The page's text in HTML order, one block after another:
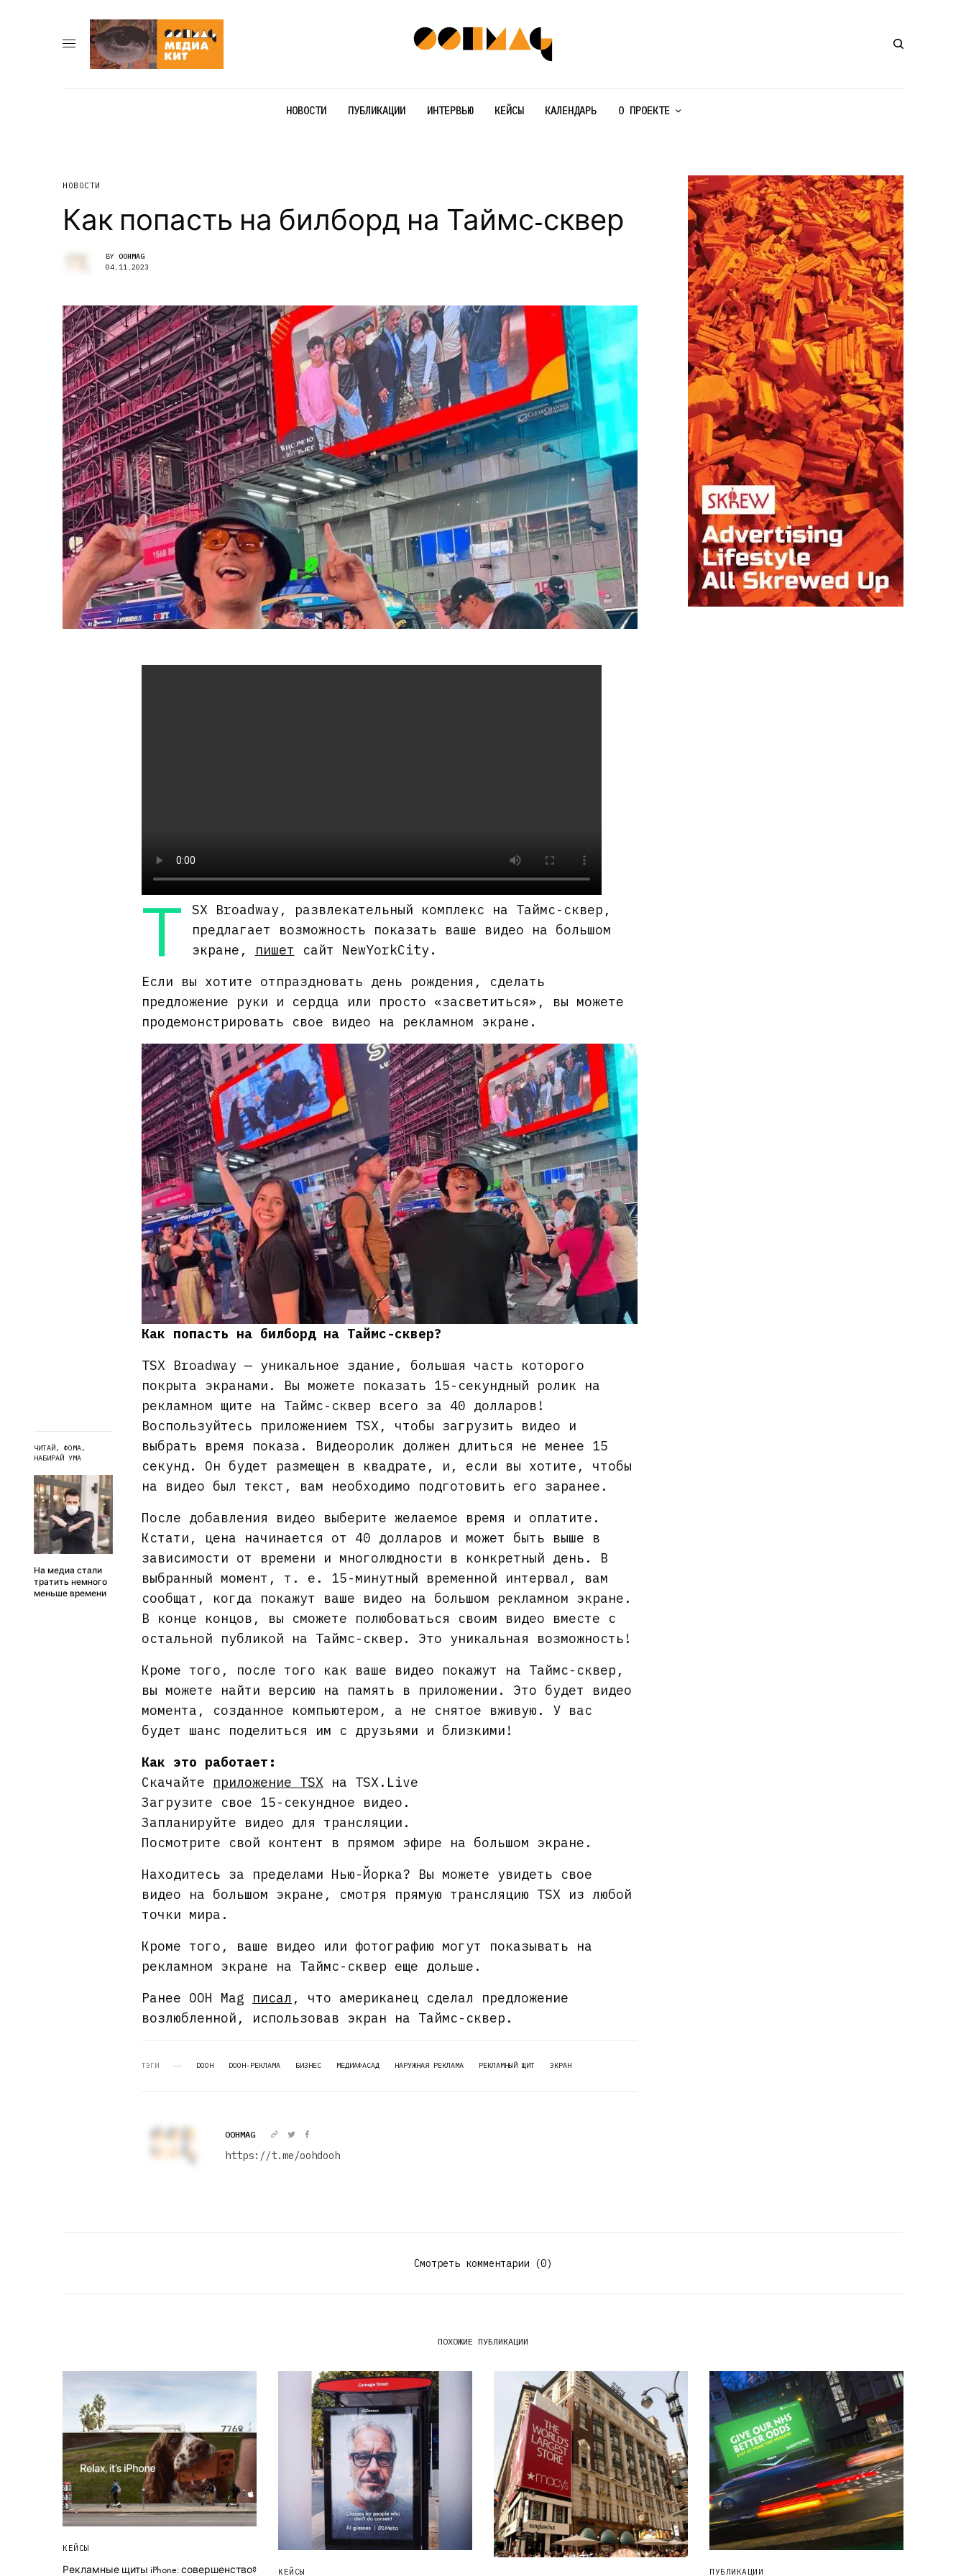
НОВОСТИ ПУБЛИКАЦИИ ИНТЕРВЬЮ КЕЙСЫ КАЛЕНДАРЬ О ПРОЕКТЕ
НОВОСТИ
Как попасть на билборд на Таймс-сквер
BY OOHMAG
04.11.2023
ЧИТАЙ, ФОМА,
НАБИРАЙ УМА
На медиа стали
тратить немного
меньше времени
T
SX Broadway, развлекательный комплекс на Таймс-сквер,
предлагает возможность показать ваше видео на большом
экране,
пишет сайт NewYorkCity.
Если вы хотите отпраздновать день рождения, сделать
предложение руки и сердца или просто «засветиться», вы можете
продемонстрировать свое видео на рекламном экране.
Как попасть на билборд на Таймс-сквер?
TSX Broadway — уникальное здание, большая часть которого
покрыта экранами. Вы можете показать 15-секундный ролик на
рекламном щите на Таймс-сквер всего за 40 долларов!
Воспользуйтесь приложением TSX, чтобы загрузить видео и
выбрать время показа. Видеоролик должен длиться не менее 15
секунд. Он будет размещен в квадрате, и, если вы хотите, чтобы
на видео был текст, вам необходимо подготовить его заранее.
После добавления видео выберите желаемое время и оплатите.
Кстати, цена начинается от 40 долларов и может быть выше в
зависимости от времени и многолюдности в конкретный день. В
выбранный момент, т. е. 15-минутный временной интервал, вам
сообщат, когда покажут ваше видео на большом рекламном экране.
В конце концов, вы сможете полюбоваться своим видео вместе с
остальной публикой на Таймс-сквер. Это уникальная возможность!
Кроме того, после того как ваше видео покажут на Таймс-сквер,
вы можете найти версию на память в приложении. Это будет видео
момента, созданное компьютером, а не снятое вживую. У вас
будет шанс поделиться им с друзьями и близкими!
Как это работает:
Скачайте приложение TSX на TSX.Live
Загрузите свое 15-секундное видео.
Запланируйте видео для трансляции.
Посмотрите свой контент в прямом эфире на большом экране.
Находитесь за пределами Нью-Йорка? Вы можете увидеть свое
видео на большом экране, смотря прямую трансляцию TSX из любой
точки мира.
Кроме того, ваше видео или фотографию могут показывать на
рекламном экране на Таймс-сквер еще дольше.
Ранее OOH Mag писал , что американец сделал предложение
возлюбленной, использовав экран на Таймс-сквер.
ТЭГИ DOOH DOOH-РЕКЛАМА БИЗНЕС МЕДИАФАСАД НАРУЖНАЯ РЕКЛАМА РЕКЛАМНЫЙ ЩИТ ЭКРАН
OOHMAG
https://t.me/oohdooh
Смотреть комментарии (0)
ПОХОЖИЕ ПУБЛИКАЦИИ
КЕЙСЫ
Рекламные щиты iPhone: совершенство? КЕЙСЫ ПУБЛИКАЦИИ